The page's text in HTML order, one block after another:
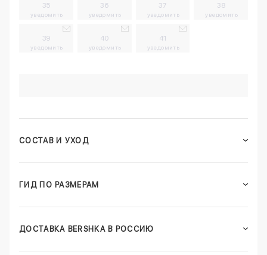
35
уведомить
36
уведомить
37
уведомить
38
уведомить
39
уведомить
40
уведомить
41
уведомить
СОСТАВ И УХОД
ГИД ПО РАЗМЕРАМ
ДОСТАВКА BERSHKA В РОССИЮ